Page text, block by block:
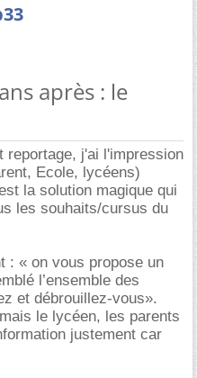
après : le
reportage, j'ai l'impression
Ecole, lycéens)
la solution magique qui
les souhaits/cursus du
: « on vous propose un
l’ensemble des
et débrouillez-vous».
le lycéen, les parents
justement car